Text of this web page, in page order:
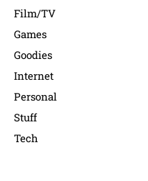
Film/TV
Games
Goodies
Internet
Personal
Stuff
Tech